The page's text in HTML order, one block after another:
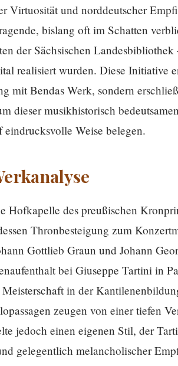
Virtuosität und norddeutscher
bislang oft im Schatten
der Sächsischen Landesbibliothek
realisiert wurden. Diese Initiative
mit Bendas Werk, sondern
dieser musikhistorisch
Weise belegen.
Hofkapelle des preußischen
Thronbesteigung zum
Gottlieb Graun und Johann
bei Giuseppe Tartini in
in der
zeugen von einer tiefen
jedoch einen eigenen Stil, der
gelegentlich melancholischer